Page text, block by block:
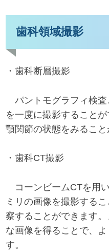
歯科領域撮影
・歯科断層撮影
パントモグラフィ検査
を一度に撮影すること
顎関節の状態をみること
・歯科CT撮影
コーンビームCTを用
ミリの画像を撮影する
察することができます
な画像を得ることで、
す。